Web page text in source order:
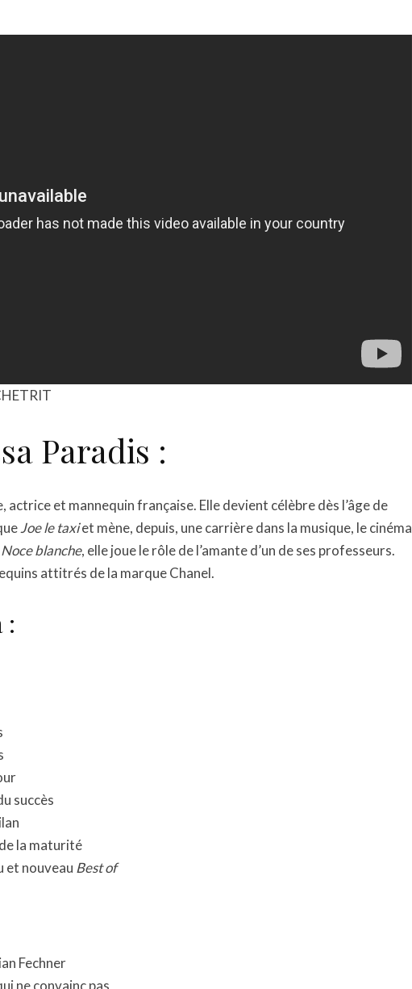
Paradis :
actrice et mannequin française. Elle devient célèbre dès l’âge de
Joe le taxiet mène, depuis, une carrière dans la musique, le cinéma
Noce blanche, elle joue le rôle de l’amante d’un de ses professeurs.
attitrés de la marque Chanel.
:
succès
de la maturité
et nouveau Best of
Fechner
ne convainc pas